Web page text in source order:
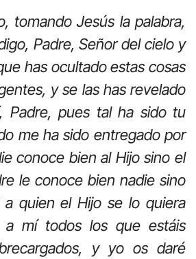
tomando Jesús la palabra,
Padre, Señor del cielo y
has ocultado estas cosas
y se las has revelado
Padre, pues tal ha sido tu
me ha sido entregado por
conoce bien al Hijo sino el
le conoce bien nadie sino
quien el Hijo se lo quiera
a mí todos los que estáis
y yo os daré